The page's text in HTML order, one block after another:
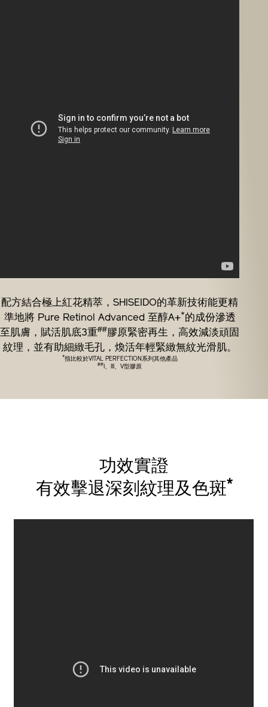
配方結合極上紅花精萃，SHISEIDO的革新技術能更精
準地將 Pure Retinol Advanced 至醇A+*的成份滲透
至肌膚，賦活肌底3重##膠原緊密再生，高效減淡頑固
紋理，並有助細緻毛孔，煥活年輕緊緻無紋光滑肌。
*指比較於VITAL PERFECTION系列其他產品
## I、III、V型膠原
功效實證
有效擊退深刻紋理及色斑*